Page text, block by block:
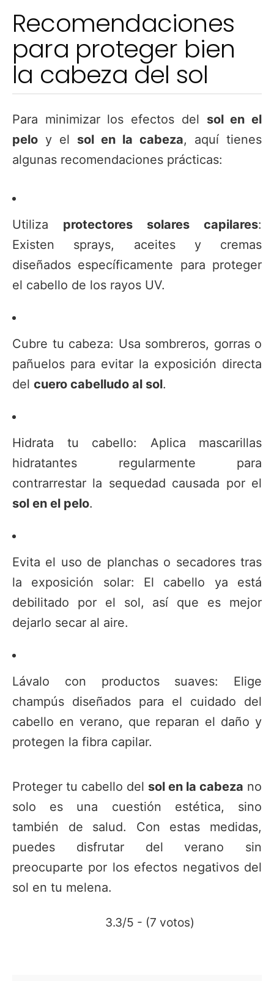
Recomendaciones
para proteger bien
la cabeza del sol
Para minimizar los efectos del sol en el
pelo y el sol en la cabeza, aquí tienes
algunas recomendaciones prácticas:
Utiliza protectores solares capilares:
Existen sprays, aceites y cremas
diseñados específicamente para proteger
el cabello de los rayos UV.
Cubre tu cabeza: Usa sombreros, gorras o
pañuelos para evitar la exposición directa
del cuero cabelludo al sol.
Hidrata tu cabello: Aplica mascarillas
hidratantes regularmente para
contrarrestar la sequedad causada por el
sol en el pelo.
Evita el uso de planchas o secadores tras
la exposición solar: El cabello ya está
debilitado por el sol, así que es mejor
dejarlo secar al aire.
Lávalo con productos suaves: Elige
champús diseñados para el cuidado del
cabello en verano, que reparan el daño y
protegen la fibra capilar.
Proteger tu cabello del sol en la cabeza no
solo es una cuestión estética, sino
también de salud. Con estas medidas,
puedes disfrutar del verano sin
preocuparte por los efectos negativos del
sol en tu melena.
3.3/5 - (7 votos)